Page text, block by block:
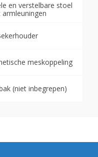
en verstelbare stoel
meskoppeling
(niet inbegrepen)